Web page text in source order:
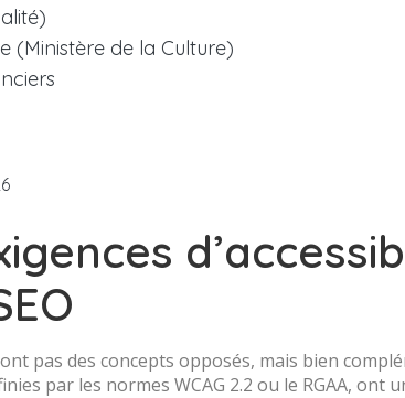
(Ministère de la Culture)
pas des concepts opposés, mais bien
par les normes WCAG 2.2 ou le RGAA,